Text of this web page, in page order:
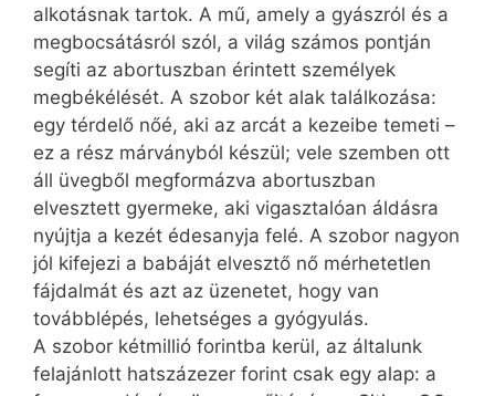
alkotásnak tartok. A mű, amely a gyászról és a
megbocsátásról szól, a világ számos pontján
segíti az abortuszban érintett személyek
megbékélését. A szobor két alak találkozása:
egy térdelő nőé, aki az arcát a kezeibe temeti –
ez a rész márványból készül; vele szemben ott
áll üvegből megformázva abortuszban
elvesztett gyermeke, aki vigasztalóan áldásra
nyújtja a kezét édesanyja felé. A szobor nagyon
jól kifejezi a babáját elvesztő nő mérhetetlen
fájdalmát és azt az üzenetet, hogy van
továbblépés, lehetséges a gyógyulás.
A szobor kétmillió forintba kerül, az általunk
felajánlott hatszázezer forint csak egy alap: a